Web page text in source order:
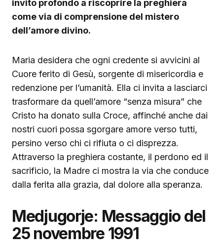
invito profondo a riscoprire la preghiera
come via di comprensione del mistero
dell’amore divino.
Maria desidera che ogni credente si avvicini al
Cuore ferito di Gesù, sorgente di misericordia e
redenzione per l’umanità. Ella ci invita a lasciarci
trasformare da quell’amore “senza misura” che
Cristo ha donato sulla Croce, affinché anche dai
nostri cuori possa sgorgare amore verso tutti,
persino verso chi ci rifiuta o ci disprezza.
Attraverso la preghiera costante, il perdono ed il
sacrificio, la Madre ci mostra la via che conduce
dalla ferita alla grazia, dal dolore alla speranza.
Medjugorje: Messaggio del
25 novembre 1991